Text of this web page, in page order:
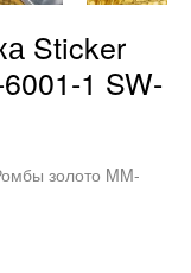
Sticker
1 SW-
золото MM-